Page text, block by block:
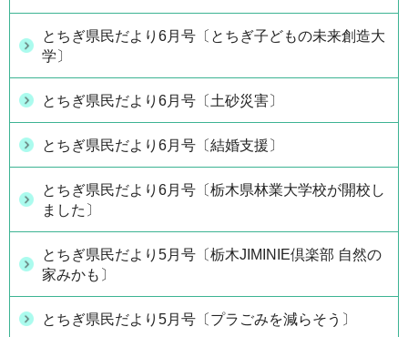
とちぎ県民だより6月号〔とちぎ子どもの未来創造大
学〕
とちぎ県民だより6月号〔土砂災害〕
とちぎ県民だより6月号〔結婚支援〕
とちぎ県民だより6月号〔栃木県林業大学校が開校し
ました〕
とちぎ県民だより5月号〔栃木JIMINIE倶楽部 自然の
家みかも〕
とちぎ県民だより5月号〔プラごみを減らそう〕